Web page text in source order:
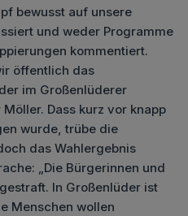
bewusst auf unsere
und weder Programme
kommentiert.
öffentlich das
im Großenlüderer
Dass kurz vor knapp
wurde, trübe die
das Wahlergebnis
„Die Bürgerinnen und
In Großenlüder ist
Menschen wollen